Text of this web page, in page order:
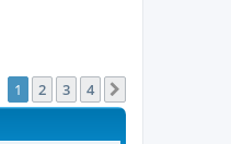
1 2 3 4